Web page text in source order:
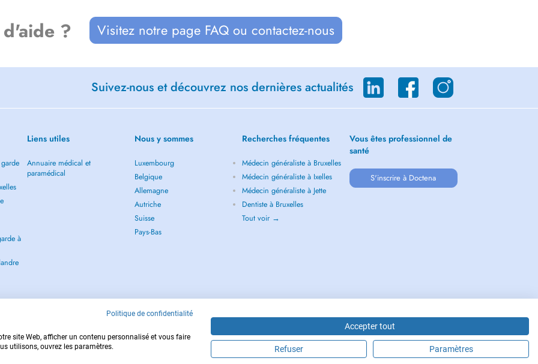
intra-familiale, .)
? Visitez notre page FAQ ou contactez-nous
Suivez-nous et découvrez nos dernières actualités
à
Liens utiles
Annuaire médical et
paramédical
Nous y sommes
Luxembourg
Belgique
Allemagne
Autriche
Suisse
Pays-Bas
Recherches fréquentes
Médecin généraliste à Bruxelles
Médecin généraliste à Ixelles
Médecin généraliste à Jette
Dentiste à Bruxelles
Tout voir →
Vous êtes professionnel de
santé
S'inscrire à Doctena
Copyright © 2026 - DOCTENA BELGIUM S.P.R.L./B.V.B.A. 37 Square de Meeûs 1000 Bruxelles
Politique de confidentialité
site Web, afficher un contenu personnalisé et vous faire
utilisons, ouvrez les paramètres.
Accepter tout
Refuser Paramètres